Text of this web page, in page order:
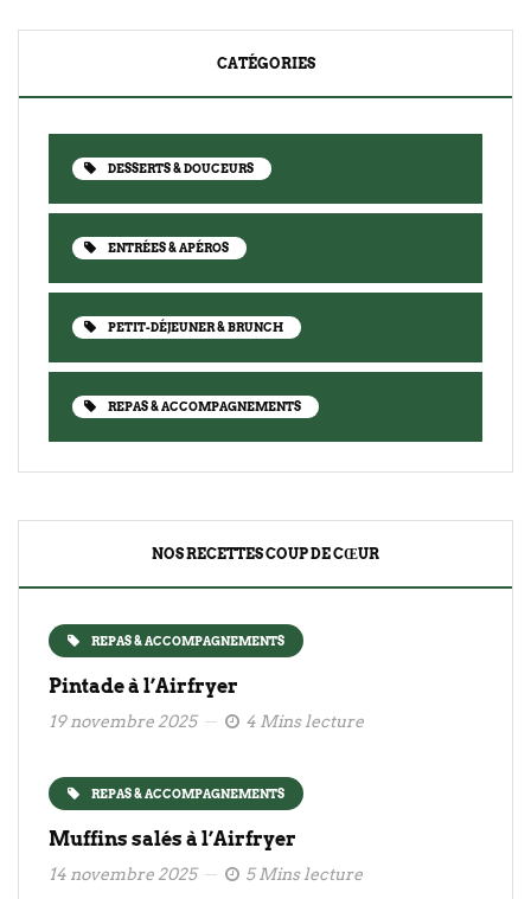
CATÉGORIES
DESSERTS & DOUCEURS
ENTRÉES & APÉROS
PETIT-DÉJEUNER & BRUNCH
REPAS & ACCOMPAGNEMENTS
NOS RECETTES COUP DE CŒUR
REPAS & ACCOMPAGNEMENTS
Pintade à l’Airfryer
19 novembre 2025 4 Mins lecture
REPAS & ACCOMPAGNEMENTS
Muffins salés à l’Airfryer
14 novembre 2025 5 Mins lecture